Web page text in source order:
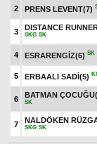
2 PRENS LEVENT(7)
3
DISTANCE
SKG SK
4 ESRARENGİZ(6) SK
5 ERBAALI SADİ(5)
6
BATMAN
SK
7
NALDÖKEN
SKG SK